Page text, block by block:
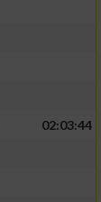
02:03:44